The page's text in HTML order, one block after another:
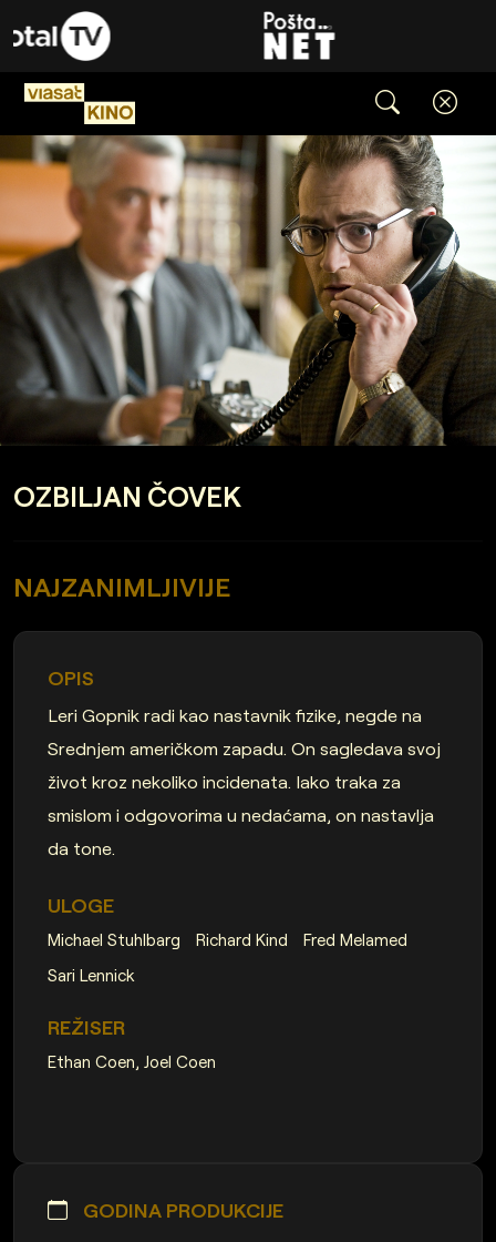
OZBILJAN ČOVEK
NAJZANIMLJIVIJE
OPIS
Leri Gopnik radi kao nastavnik fizike, negde na
Srednjem američkom zapadu. On sagledava svoj
život kroz nekoliko incidenata. Iako traka za
smislom i odgovorima u nedaćama, on nastavlja
da tone.
ULOGE
Michael Stuhlbarg Richard Kind
Fred Melamed
Sari Lennick
REŽISER
Ethan Coen, Joel Coen
GODINA PRODUKCIJE